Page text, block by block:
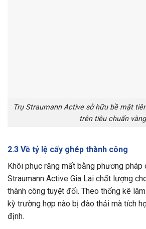
Trụ Straumann Active sở hữu bề mặt
trên tiêu chuẩn vàng
2.3 Về tỷ lệ cấy ghép thành công
Khôi phục răng mất bằng phương
Straumann Active Gia Lai chất lượng
thành công tuyệt đối. Theo thống kê
kỳ trường hợp nào bị đào thải mà tích
định.